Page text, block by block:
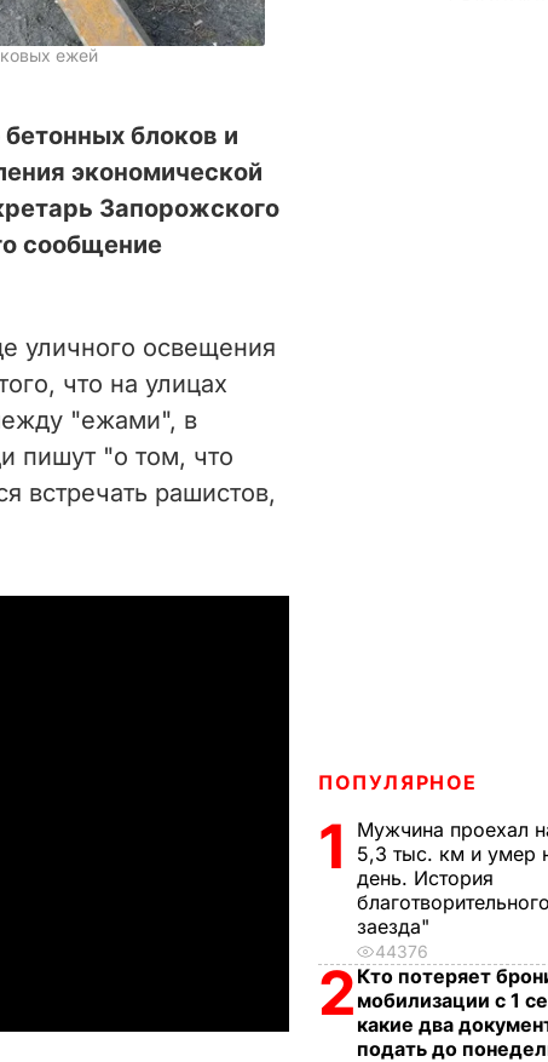
ежей
блоков и
экономической
Запорожского
сообщение
уличного освещения
что на улицах
"ежами", в
пишут "о том, что
встречать рашистов,
ПОПУЛЯРНОЕ
1
Мужчина проехал
5,3 тыс. км и умер
день. История
заезда"
44376
2 Кто потеряет
мобилизации с 1
какие два
подать до